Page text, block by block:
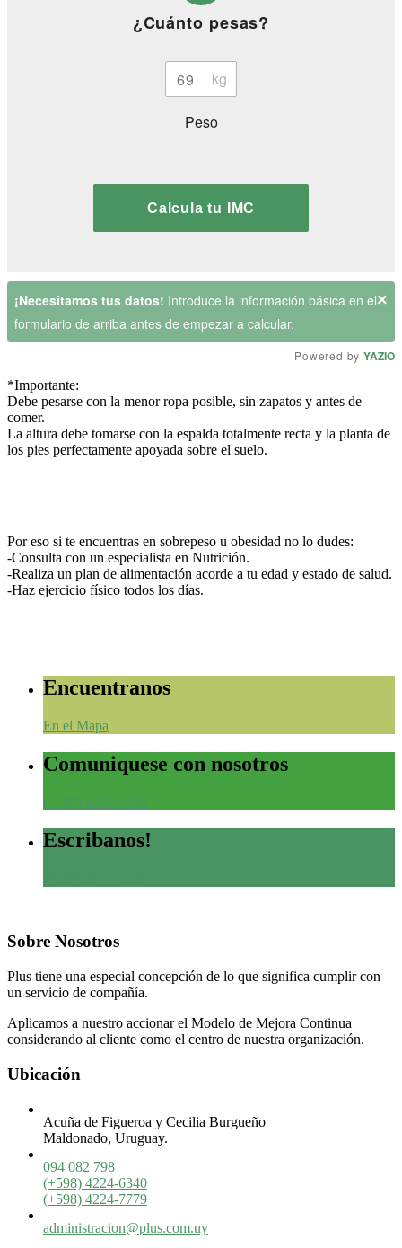
Powered by YAZIO
¿Cuánto pesas?
Peso
Calcula tu IMC
×
¡Necesitamos tus datos! Introduce la información básica en el
formulario de arriba antes de empezar a calcular.
*Importante:
Debe pesarse con la menor ropa posible, sin zapatos y antes de
comer.
La altura debe tomarse con la espalda totalmente recta y la planta de
los pies perfectamente apoyada sobre el suelo.
Por eso si te encuentras en sobrepeso u obesidad no lo dudes:
-Consulta con un especialista en Nutrición.
-Realiza un plan de alimentación acorde a tu edad y estado de salud.
-Haz ejercicio físico todos los días.
Encuentranos
En el Mapa
Comuniquese con nosotros
(+598) 4224-6340
Escribanos!
Sobre Nosotros
Plus tiene una especial concepción de lo que significa cumplir con
un servicio de compañía.
Aplicamos a nuestro accionar el Modelo de Mejora Continua
considerando al cliente como el centro de nuestra organización.
Ubicación
Acuña de Figueroa y Cecilia Burgueño
Maldonado, Uruguay.
094 082 798
(+598) 4224-6340
(+598) 4224-7779
administracion@plus.com.uy